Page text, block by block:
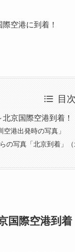
空港に到着！
目次
北京国際空港到着
港出発時の写真」
の写真「北京到着」（
国際空港到